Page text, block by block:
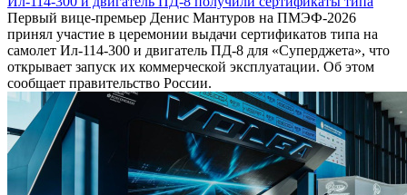
Первый вице-премьер Денис Мантуров на ПМЭФ-2026
принял участие в церемонии выдачи сертификатов типа на
самолет Ил-114-300 и двигатель ПД-8 для «Суперджета», что
открывает запуск их коммерческой эксплуатации. Об этом
сообщает правительство России.